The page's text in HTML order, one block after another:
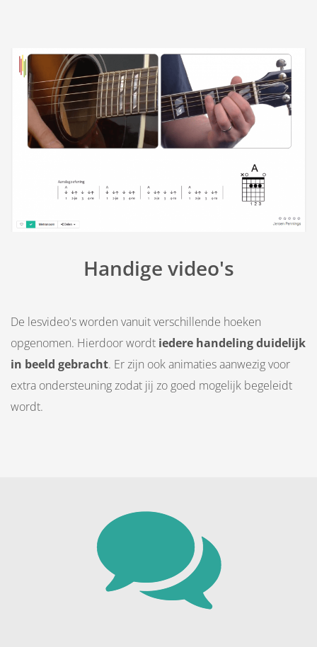
Handige video's
De lesvideo's worden vanuit verschillende hoeken
opgenomen. Hierdoor wordt iedere handeling duidelijk
in beeld gebracht. Er zijn ook animaties aanwezig voor
extra ondersteuning zodat jij zo goed mogelijk begeleidt
wordt.